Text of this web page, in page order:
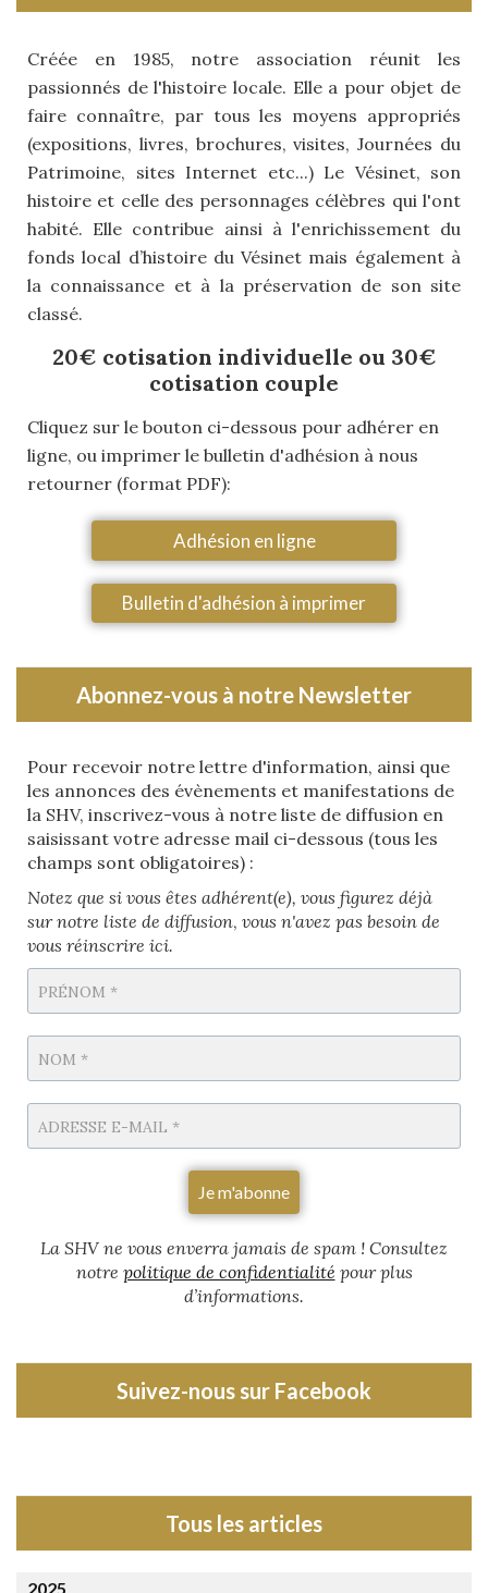
Créée en 1985, notre association réunit les
passionnés de l'histoire locale. Elle a pour objet de
faire connaître, par tous les moyens appropriés
(expositions, livres, brochures, visites, Journées du
Patrimoine, sites Internet etc...) Le Vésinet, son
histoire et celle des personnages célèbres qui l'ont
habité. Elle contribue ainsi à l'enrichissement du
fonds local d’histoire du Vésinet mais également à
la connaissance et à la préservation de son site
classé.
20€ cotisation individuelle ou 30€
cotisation couple
Cliquez sur le bouton ci-dessous pour adhérer en
ligne, ou imprimer le bulletin d'adhésion à nous
retourner (format PDF):
Adhésion en ligne
Bulletin d'adhésion à imprimer
Abonnez-vous à notre Newsletter
Pour recevoir notre lettre d'information, ainsi que
les annonces des évènements et manifestations de
la SHV, inscrivez-vous à notre liste de diffusion en
saisissant votre adresse mail ci-dessous (tous les
champs sont obligatoires) :
Notez que si vous êtes adhérent(e), vous figurez déjà
sur notre liste de diffusion, vous n'avez pas besoin de
vous réinscrire ici.
La SHV ne vous enverra jamais de spam ! Consultez
notre politique de confidentialité pour plus
d’informations.
Suivez-nous sur Facebook
Tous les articles
2025